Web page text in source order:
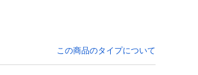
この商品のタイプについて